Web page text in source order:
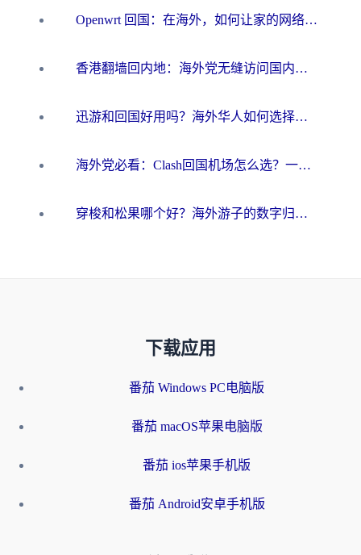
Openwrt 回国：在海外，如何让家的网络触手可及
香港翻墙回内地：海外党无缝访问国内资源的加速器选择全攻略
迅游和回国好用吗？海外华人如何选择靠谱的回国加速器
海外党必看：Clash回国机场怎么选？一篇搞定无缝访问国内资源的全攻略
穿梭和松果哪个好？海外游子的数字归乡路，到底该怎么选
下载应用
番茄 Windows PC电脑版
番茄 macOS苹果电脑版
番茄 ios苹果手机版
番茄 Android安卓手机版